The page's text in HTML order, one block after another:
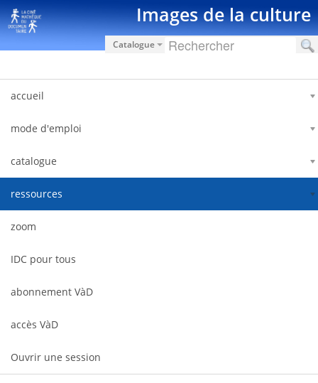
Saut au contenu Images de la culture
Catalogue
accueil
mode d'emploi
catalogue
ressources
zoom
IDC pour tous
abonnement VàD
accès VàD
Ouvrir une session